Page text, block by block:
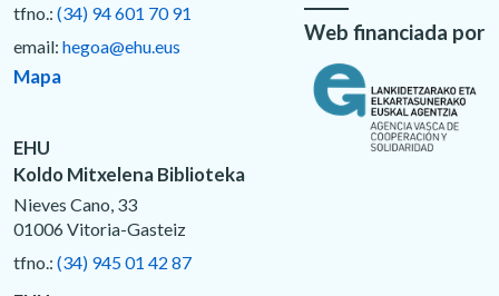
tfno.: (34) 94 601 70 91
email: hegoa@ehu.eus
Mapa
EHU
Koldo Mitxelena Biblioteka
Nieves Cano, 33
01006 Vitoria-Gasteiz
tfno.: (34) 945 01 42 87
Web financiada por